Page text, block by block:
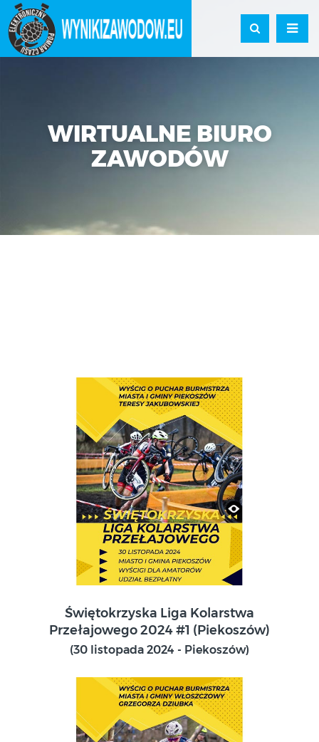
WIRTUALNE BIURO
ZAWODÓW
Piekoszów
Świętokrzyska Liga Kolarstwa
Przełajowego 2024 #1 (Piekoszów)
(30 listopada 2024 - Piekoszów)